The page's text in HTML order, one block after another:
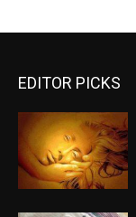
EDITOR PICKS